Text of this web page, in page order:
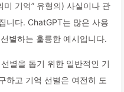
기억” 유형의) 사실이나 관
니다. ChatGPT는 많은 사용
별하는 훌륭한 예시입니다.
별을 돕기 위한 일반적인 기
하고 기억 선별은 여전히 도